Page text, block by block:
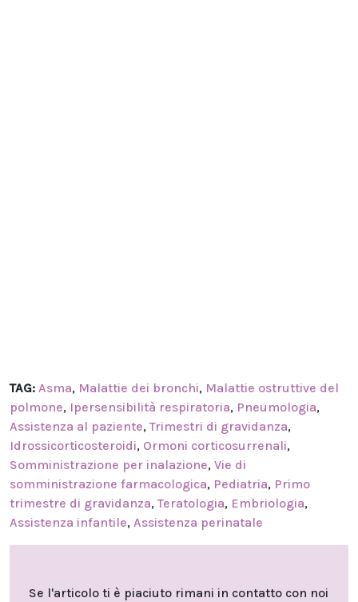
TAG: Asma, Malattie dei bronchi, Malattie ostruttive del
polmone, Ipersensibilità respiratoria, Pneumologia,
Assistenza al paziente,Trimestri di gravidanza,
Idrossicorticosteroidi, Ormoni corticosurrenali,
Somministrazione per inalazione, Vie di
somministrazione farmacologica, Pediatria, Primo
trimestre di gravidanza,Teratologia, Embriologia,
Assistenza infantile, Assistenza perinatale
Se l'articolo ti è piaciuto rimani in contatto con noi